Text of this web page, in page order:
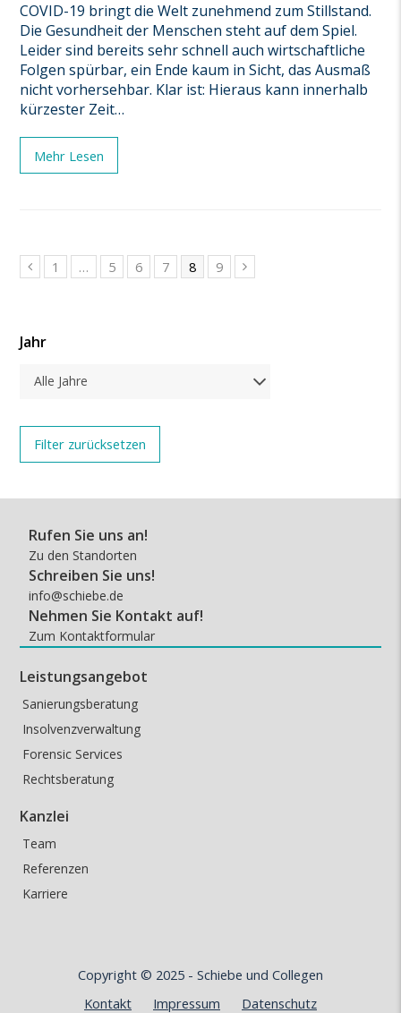
COVID-19 bringt die Welt zunehmend zum Stillstand.
Die Gesundheit der Menschen steht auf dem Spiel.
Leider sind bereits sehr schnell auch wirtschaftliche
Folgen spürbar, ein Ende kaum in Sicht, das Ausmaß
nicht vorhersehbar. Klar ist: Hieraus kann innerhalb
kürzester Zeit…
Mehr Lesen
1 … 5 6 7 8 9
Jahr
Alle Jahre
Rufen Sie uns an!
Zu den Standorten
Schreiben Sie uns!
info@schiebe.de
Nehmen Sie Kontakt auf!
Zum Kontaktformular
Leistungsangebot
Sanierungsberatung
Insolvenzverwaltung
Forensic Services
Rechtsberatung
Kanzlei
Team
Referenzen
Karriere
Copyright © 2025 - Schiebe und Collegen
Kontakt
Impressum Datenschutz